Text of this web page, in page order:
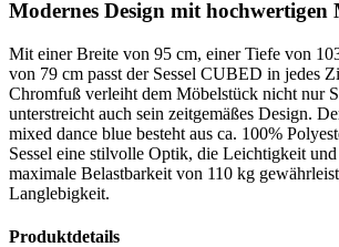
Modernes Design mit hochwertigen
Mit einer Breite von 95 cm, einer Tiefe von
von 79 cm passt der Sessel CUBED in jedes
Chromfuß verleiht dem Möbelstück nicht nur
unterstreicht auch sein zeitgemäßes Design.
mixed dance blue besteht aus ca. 100%
Sessel eine stilvolle Optik, die Leichtigkeit
maximale Belastbarkeit von 110 kg
Langlebigkeit.
Produktdetails